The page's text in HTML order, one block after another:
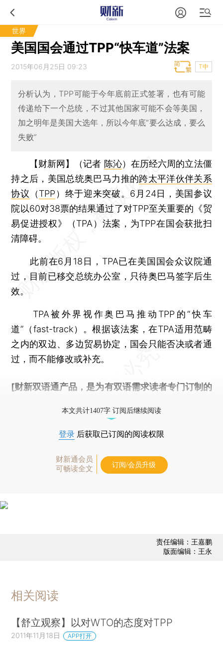
世界
美国国会通过TPP“快车道”法案
2015年06月25日 09:23 T中
分析认为，TPP可能于今年底前正式签署，也有可能
传递给下一个总统，不过其他国家可能不会等美国，
加之明年是美国大选年，所以今年底“要么达成，要么
失败”
【财新网】（记者 陈沁） 在历经六周的立法僵
持之后，美国总统奥巴马力推的跨太平洋伙伴关系
协议
（TPP ）终于迎来突破。6月24日，美国参议
院以60对38票的结果通过了对TPP至关重要的《贸
易促进授权》（TPA）法案，为TPP在国会获批扫
清障碍。
此前在6月18日，TPA已在美国国会众议院通
过，目前已移交总统办公室，只待奥巴马签字后生
效。
TPA被外界视作奥巴马推动TPP的“快车
道”（fast-track）。根据该法案，在TPA适用范畴
之内的双边、多边贸易协定，国会只能否决或者通
过，而不能修改或补充。
[财新双语通产品，是为有双语需求读者专门订制的
本文共计1407字 订阅后继续阅读
登录 后获取已订阅的阅读权限
财新通会员
可畅读全文
订阅/会员升级
责任编辑：王嘉鹏
版面编辑：王永
相关阅读
【舒立观察】以对WTO的态度对TPP
2011年11月18日 APP打开